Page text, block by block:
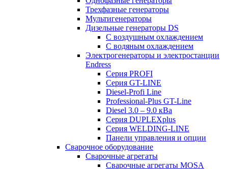
Трехфазные генераторы
Мультигенераторы
Дизельные генераторы DS
С воздушным охлаждением
С водяным охлаждением
Электрогенераторы и электростанции
Endress
Серия PROFI
Серия GT-LINE
Diesel-Profi Line
Professional-Plus GT-Line
Diesel 3.0 – 9.0 кВа
Серия DUPLEXplus
Серия WELDING-LINE
Панели управления и опции
Сварочное оборудование
Сварочные агрегаты
Сварочные агрегаты MOSA